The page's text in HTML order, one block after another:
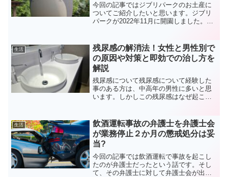
今回の記事ではジブリパークのお土産に
ついてご紹介したいと思います。ジブリ
パークが2022年11月に開園しました。予
集めていたのがジブリパークのお土産で
す。お土産って気持...
生活
残尿感の解消法！女性と男性別で
の原因や対策と即効での治し方を
解説
残尿感について残尿感について経験した
事のある方は、中高年の男性に多いと思
います。しかしこの残尿感はなぜ起こる
があって、なんらかの障害が起きている
のでしょう。尿の出が悪くな...
生活
飲酒運転事故の弁護士を弁護士会
が業務停止２か月の懲戒処分は妥
当?
今回の記事では飲酒運転で事故を起こし
たのが弁護士だったという話です。そし
て、その弁護士に対して弁護士会が出し